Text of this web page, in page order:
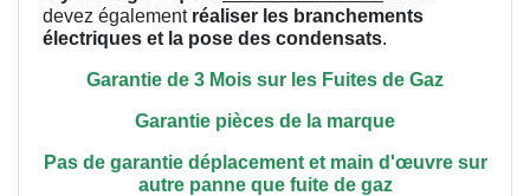
devez également réaliser les branchements
électriques et la pose des condensats.
Garantie de 3 Mois sur les Fuites de Gaz
Garantie pièces de la marque
Pas de garantie déplacement et main d'œuvresur
autre panne que fuite de gaz